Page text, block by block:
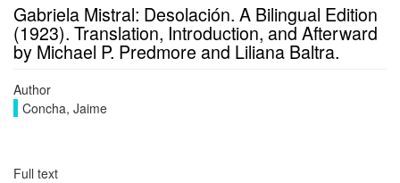
Gabriela Mistral: Desolación. A Bilingual Edition
(1923). Translation, Introduction, and Afterward
by Michael P. Predmore and Liliana Baltra.
Author
Concha, Jaime
Full text